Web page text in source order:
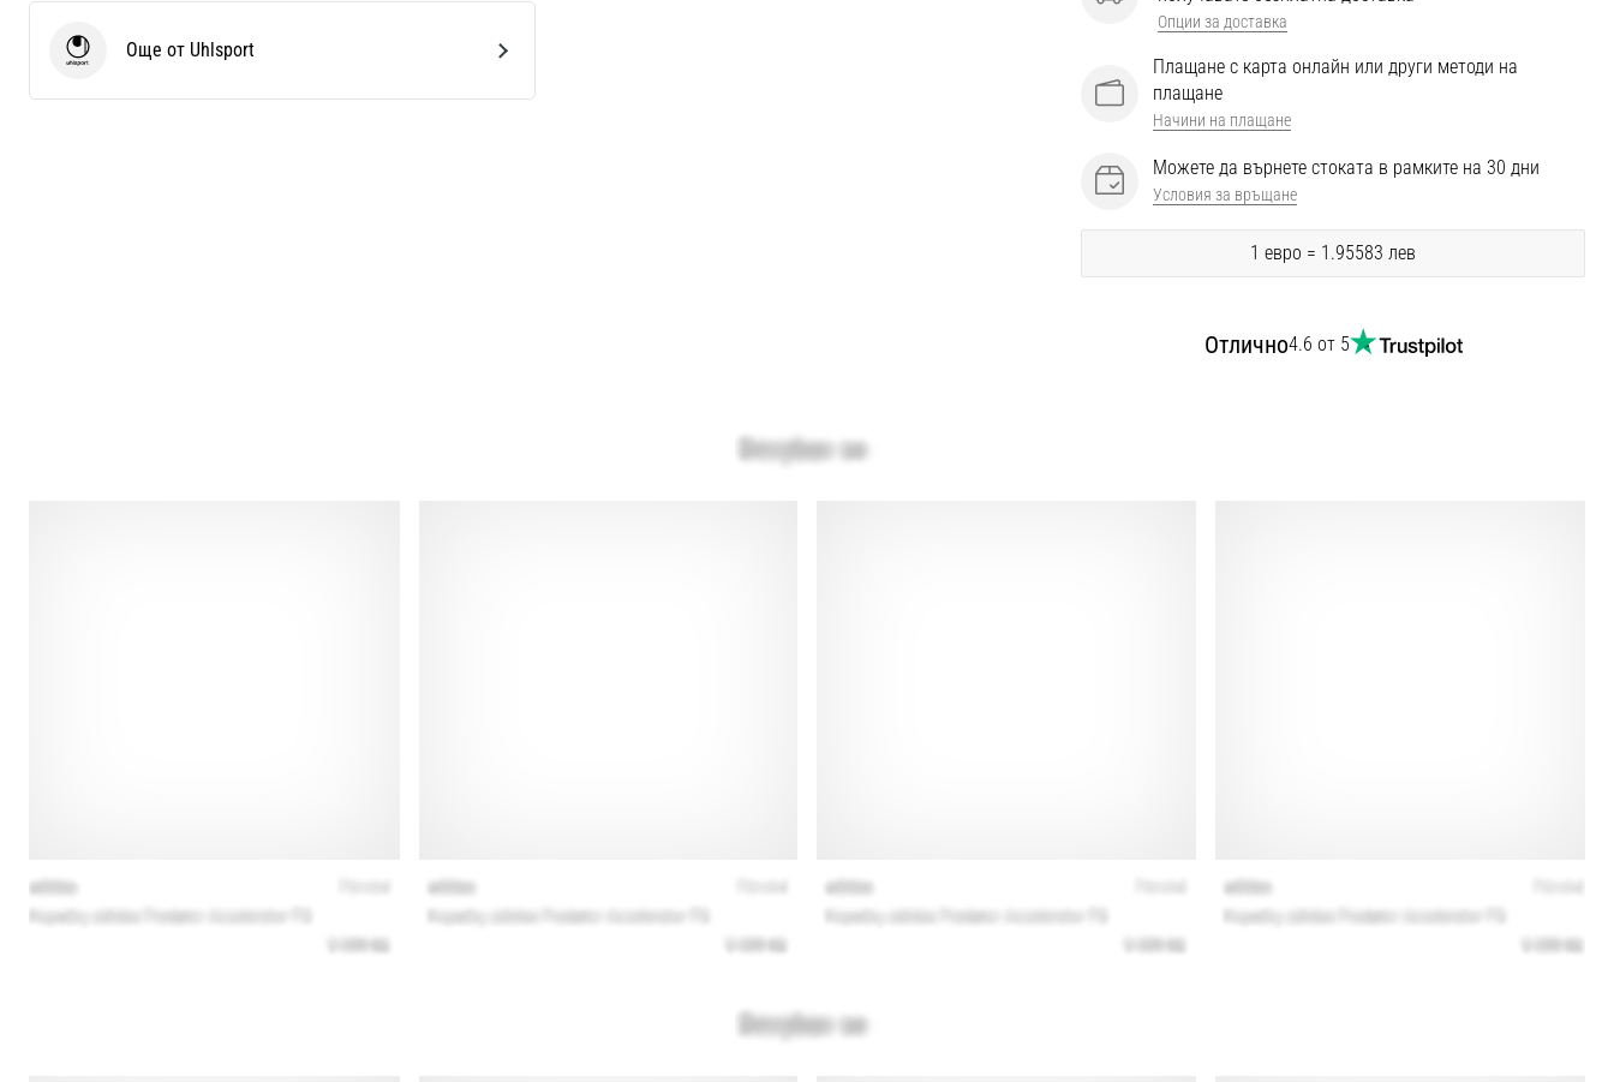
Опции за доставка
Плащане с карта онлайн или други методи на
плащане
Начини на плащане
Можете да върнете стоката в рамките на 30 дни
Условия за връщане
1 евро = 1.95583 лев
Отлично4.6 от 5
UhlsportОще от Uhlsport